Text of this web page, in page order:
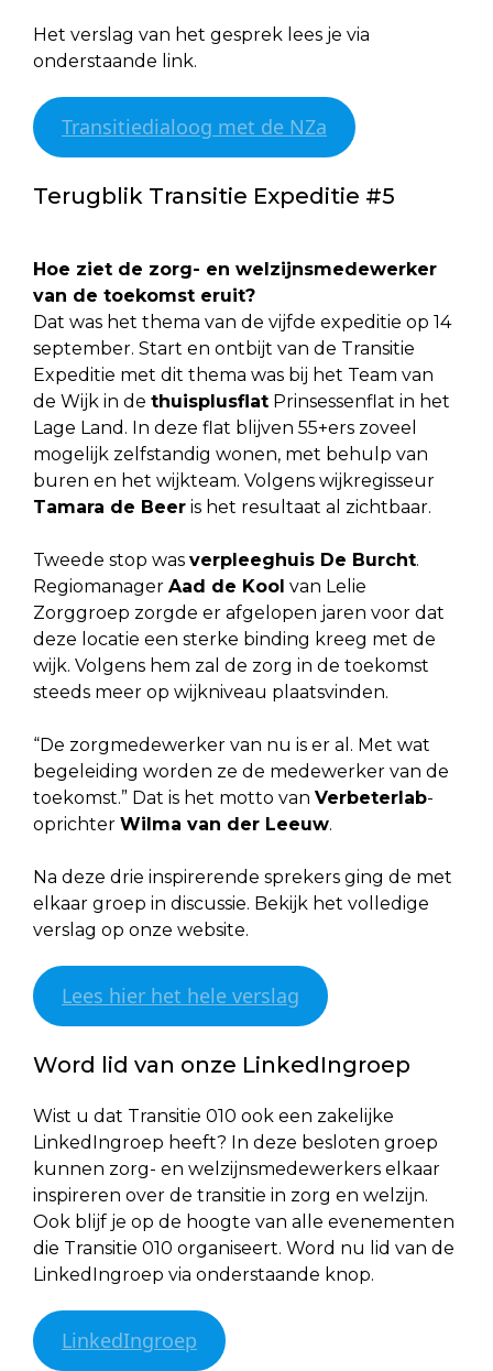
Het verslag van het gesprek lees je via
onderstaande link.
Transitiedialoog met de NZa
Terugblik Transitie Expeditie #5
Hoe ziet de zorg- en welzijnsmedewerker
van de toekomst eruit?
Dat was het thema van de vijfde expeditie op 14
september. Start en ontbijt van de Transitie
Expeditie met dit thema was bij het Team van
de Wijk in de thuisplusflat Prinsessenflat in het
Lage Land. In deze flat blijven 55+ers zoveel
mogelijk zelfstandig wonen, met behulp van
buren en het wijkteam. Volgens wijkregisseur
Tamara de Beer is het resultaat al zichtbaar.
Tweede stop was verpleeghuis De Burcht.
Regiomanager Aad de Kool van Lelie
Zorggroep zorgde er afgelopen jaren voor dat
deze locatie een sterke binding kreeg met de
wijk. Volgens hem zal de zorg in de toekomst
steeds meer op wijkniveau plaatsvinden.
“De zorgmedewerker van nu is er al. Met wat
begeleiding worden ze de medewerker van de
toekomst.” Dat is het motto van Verbeterlab-
oprichter Wilma van der Leeuw.
Na deze drie inspirerende sprekers ging de met
elkaar groep in discussie. Bekijk het volledige
verslag op onze website.
Lees hier het hele verslag
Word lid van onze LinkedIngroep
Wist u dat Transitie 010 ook een zakelijke
LinkedIngroep heeft? In deze besloten groep
kunnen zorg- en welzijnsmedewerkers elkaar
inspireren over de transitie in zorg en welzijn.
Ook blijf je op de hoogte van alle evenementen
die Transitie 010 organiseert. Word nu lid van de
LinkedIngroep via onderstaande knop.
LinkedIngroep